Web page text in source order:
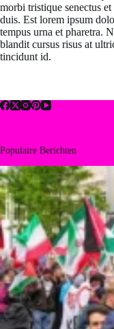
morbi tristique senectus
duis. Est lorem ipsum
tempus urna et pharetra.
blandit cursus risus at
tincidunt id.
Populaire Berichten